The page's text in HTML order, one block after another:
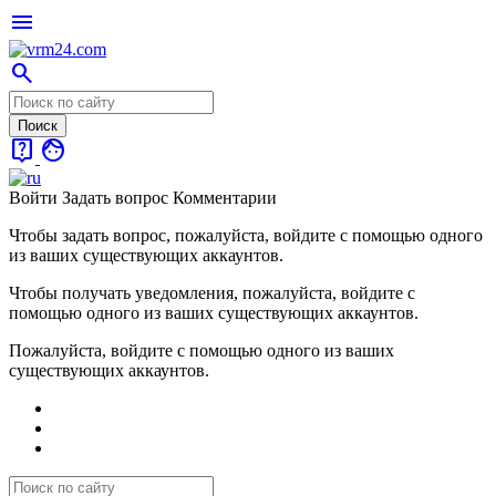
menu
search
live_help face
Войти Задать вопрос Комментарии
Чтобы задать вопрос, пожалуйста, войдите с помощью одного
из ваших существующих аккаунтов.
Чтобы получать уведомления, пожалуйста, войдите с
помощью одного из ваших существующих аккаунтов.
Пожалуйста, войдите с помощью одного из ваших
существующих аккаунтов.